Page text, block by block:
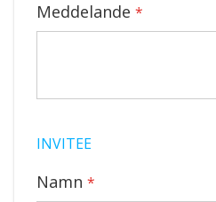
Meddelande
INVITEE
Namn